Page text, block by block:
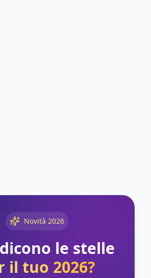
Novità 2026
le stelle
il tuo 2026?